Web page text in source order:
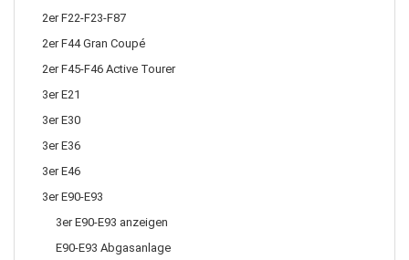
2er F22-F23-F87
2er F44 Gran Coupé
2er F45-F46 Active Tourer
3er E21
3er E30
3er E36
3er E46
3er E90-E93
3er E90-E93 anzeigen
E90-E93 Abgasanlage